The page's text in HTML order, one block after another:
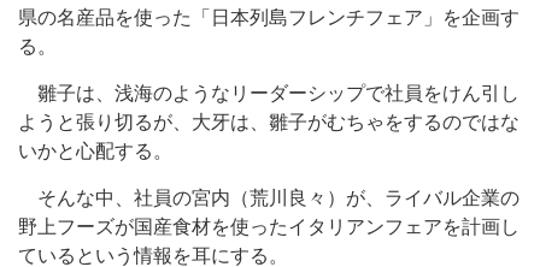
県の名産品を使った「日本列島フレンチフェア」を企画す
る。
雛子は、浅海のようなリーダーシップで社員をけん引し
ようと張り切るが、大牙は、雛子がむちゃをするのではな
いかと心配する。
そんな中、社員の宮内（荒川良々）が、ライバル企業の
野上フーズが国産食材を使ったイタリアンフェアを計画し
ているという情報を耳にする。